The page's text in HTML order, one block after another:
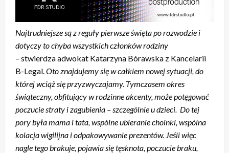
Najtrudniejsze są z reguły pierwsze święta po rozwodzie i
dotyczy to chyba wszystkich członków rodziny
–stwierdza adwokat Katarzyna Bórawska z Kancelarii
B-Legal. Oto znajdujemy się w całkiem nowej sytuacji, do
której wciąż się przyzwyczajamy. Tymczasem okres
świąteczny, obfitujący w rodzinne akcenty, może potęgować
poczucie straty i zagubienia – szczególnie u dzieci. Do tej
pory była mama i tata, wspólne ubieranie choinki, wspólna
kolacja wigilijna i odpakowywanie prezentów. Jeśli więc
nagle tego brakuje, pojawia się tęsknota, poczucie braku,